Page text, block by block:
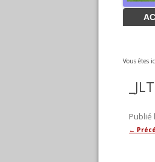
Aller
contenu
Vous êtes
Publié
←